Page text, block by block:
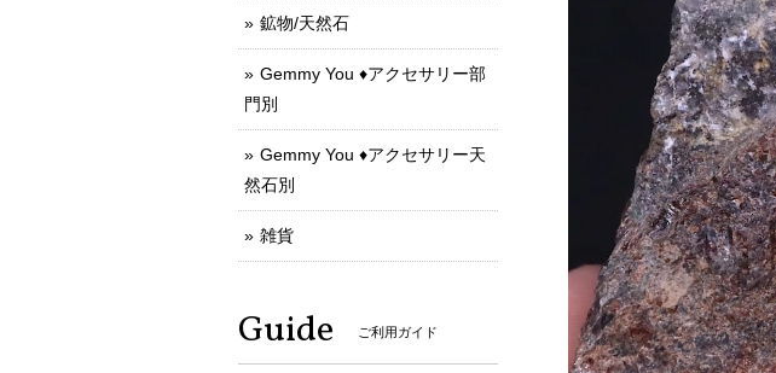
鉱物/天然石
Gemmy You ♦︎アクセサリー部
門別
Gemmy You ♦︎アクセサリー天
然石別
雑貨
Guide ご利用ガイド